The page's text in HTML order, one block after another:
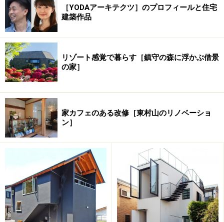
延床面積：
※記事内容は執筆時点のものです。最新の内容をご確認くださ
い。
［YODAアーキテクツ］のプロフィールと住宅
建築作品
リゾート感覚で暮らす［鎮守の森に浮かぶ借景
の家］
家カフェのある改修［東村山のリノベーショ
ン］